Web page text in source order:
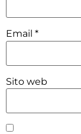
Email *
Sito web